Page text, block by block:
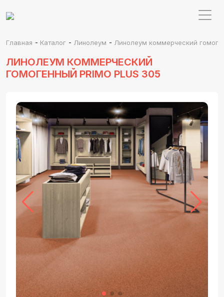
Главная - Каталог - Линолеум - Линолеум коммерческий
ЛИНОЛЕУМ КОММЕРЧЕСКИЙ
ГОМОГЕННЫЙ PRIMO PLUS 305